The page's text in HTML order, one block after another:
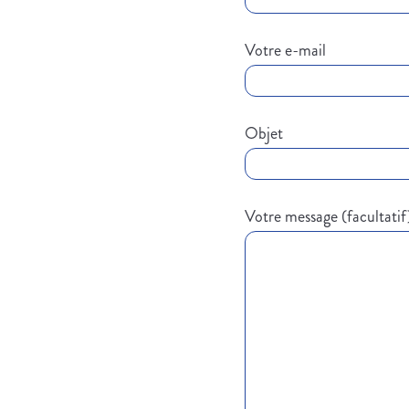
Votre e-mail
Objet
Votre message